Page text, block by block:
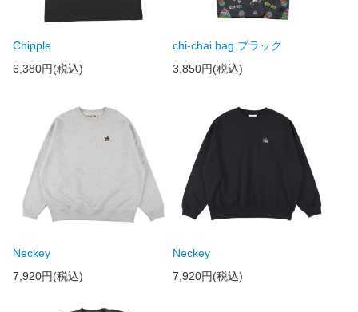
Chipple
6,380円(税込)
chi-chai bag ブラック
3,850円(税込)
Neckey
7,920円(税込)
Neckey
7,920円(税込)